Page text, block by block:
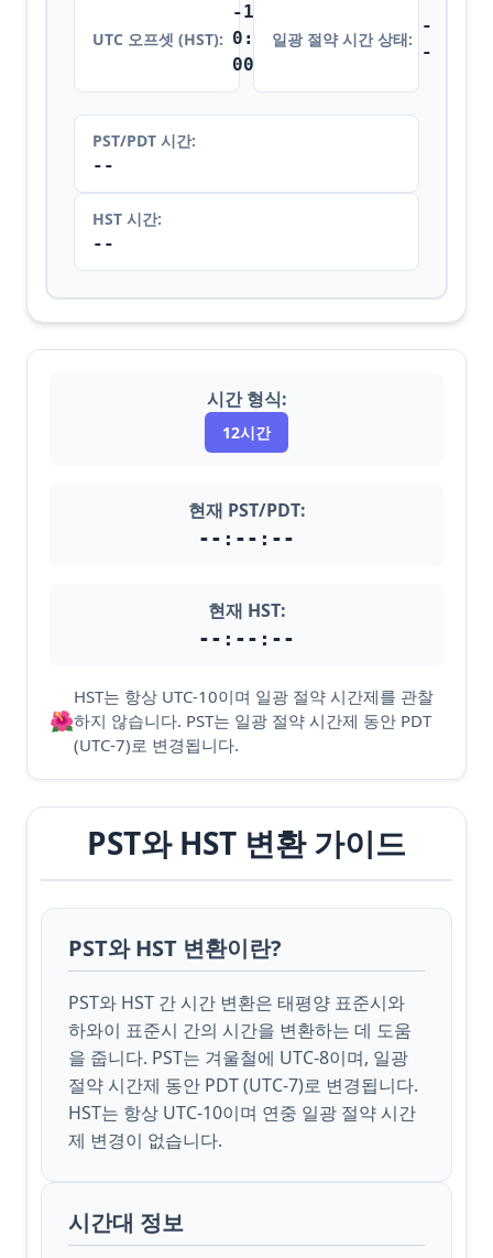
UTC 오프셋 (HST):
-1
0:
00
일광 절약 시간 상태:
-
-
PST/PDT 시간:
--
HST 시간:
--
시간 형식:
12시간
현재 PST/PDT:
--:--:--
현재 HST:
--:--:--
🌺
HST는 항상 UTC-10이며 일광 절약 시간제를 관찰
하지 않습니다. PST는 일광 절약 시간제 동안 PDT
(UTC-7)로 변경됩니다.
PST와 HST 변환 가이드
PST와 HST 변환이란?
PST와 HST 간 시간 변환은 태평양 표준시와
하와이 표준시 간의 시간을 변환하는 데 도움
을 줍니다. PST는 겨울철에 UTC-8이며, 일광
절약 시간제 동안 PDT (UTC-7)로 변경됩니다.
HST는 항상 UTC-10이며 연중 일광 절약 시간
제 변경이 없습니다.
시간대 정보